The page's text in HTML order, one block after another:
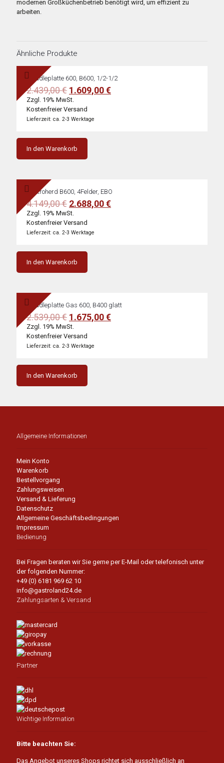
modernen Großküchenbetrieb benötigt wird, um effizient zu
arbeiten.
Ähnliche Produkte
Griddleplatte 600, B600, 1/2-1/2
2.439,00€ Ursprünglicher
Preis
war:
2.439,00 €
1.609,00€Aktueller
Zzgl. 19% MwSt.
Kostenfreier Versand
Lieferzeit: ca. 2-3 Werktage
In den Warenkorb
Elektroherd B600, 4Felder, EBO
4.149,00€ Ursprünglicher
Preis
war:
4.149,00 €
2.688,00€Aktueller
Zzgl. 19% MwSt.
Kostenfreier Versand
Lieferzeit: ca. 2-3 Werktage
In den Warenkorb
Griddleplatte Gas 600, B400 glatt
2.539,00€ Ursprünglicher
Preis
war:
2.539,00 €
1.675,00€Aktueller
Zzgl. 19% MwSt.
Kostenfreier Versand
Lieferzeit: ca. 2-3 Werktage
In den Warenkorb
Allgemeine Informationen
Mein Konto
Warenkorb
Bestellvorgang
Zahlungsweisen
Versand & Lieferung
Datenschutz
Allgemeine Geschäftsbedingungen
Impressum
Bedienung
Bei Fragen beraten wir Sie gerne per E-Mail oder telefonisch unter
der folgenden Nummer:
+49 (0) 6181 969 62 10
info@gastroland24.de
Zahlungsarten & Versand
Partner
Wichtige Information
Bitte beachten Sie:
Das Angebot unseres Shops richtet sich ausschließlich an